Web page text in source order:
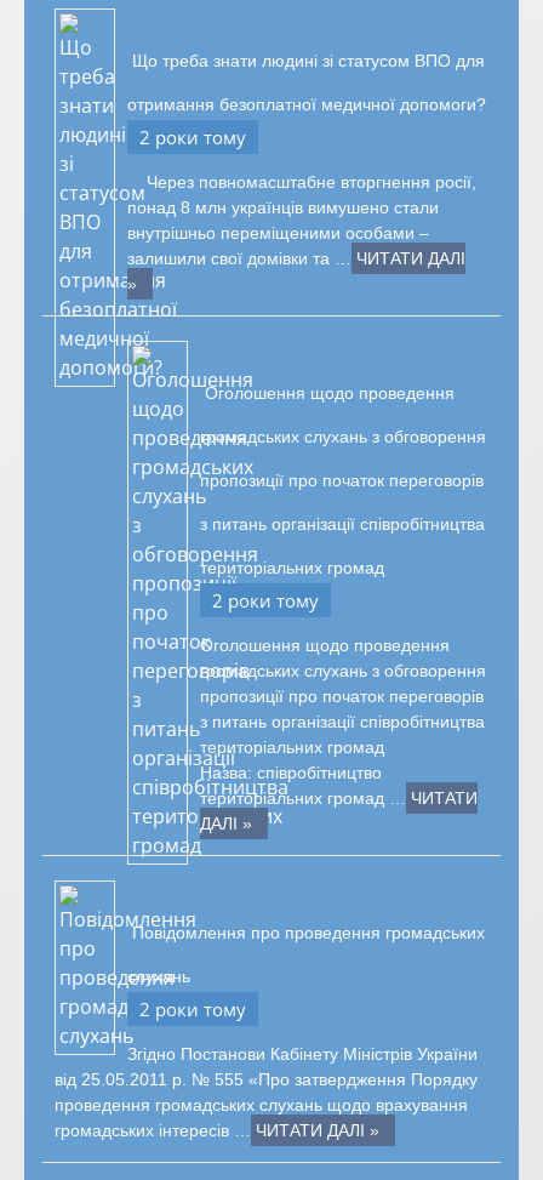
Що треба знати людині зі статусом ВПО для
отримання безоплатної медичної допомоги?
2 роки тому
Через повномасштабне вторгнення росії,
понад 8 млн українців вимушено стали
внутрішньо переміщеними особами –
залишили свої домівки та …
ЧИТАТИ ДАЛІ
»
Оголошення щодо проведення
громадських слухань з обговорення
пропозиції про початок переговорів
з питань організації співробітництва
територіальних громад
2 роки тому
Оголошення щодо проведення
громадських слухань з обговорення
пропозиції про початок переговорів
з питань організації співробітництва
територіальних громад
Назва: співробітництво
територіальних громад …
ЧИТАТИ
ДАЛІ »
Повідомлення про проведення громадських
слухань
2 роки тому
Згідно Постанови Кабінету Міністрів України
від 25.05.2011 р. № 555 «Про затвердження Порядку
проведення громадських слухань щодо врахування
громадських інтересів …
ЧИТАТИ ДАЛІ »